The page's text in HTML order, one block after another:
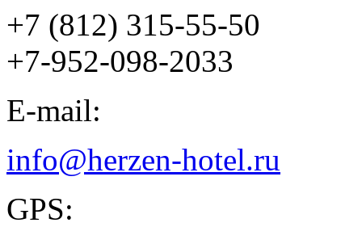
+7 (812) 315-55-50
+7-952-098-2033
E-mail:
info@herzen-hotel.ru
GPS: